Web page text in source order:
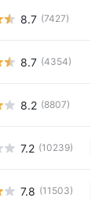
8.7 (7427)
8.7 (4354)
8.2 (8807)
7.2 (10239)
7.8 (11503)